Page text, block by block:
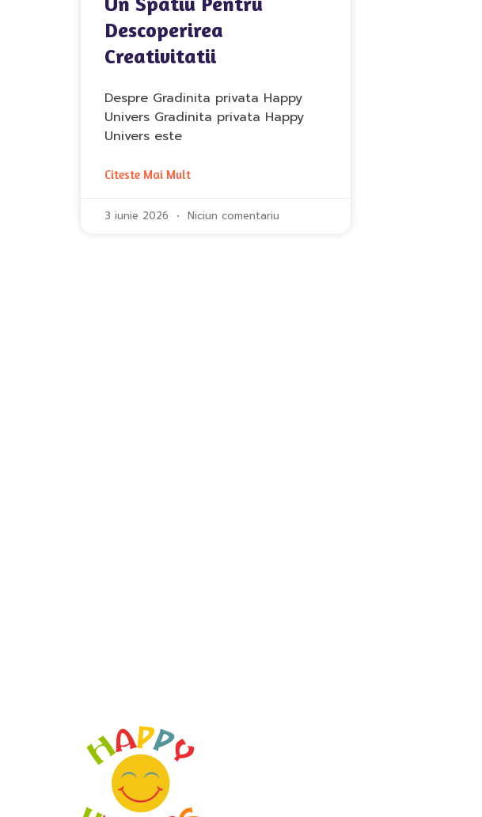
Descoperirea
Creativitatii
Despre Gradinita privata Happy
Univers Gradinita privata Happy
Univers este
Citeste Mai Mult
3 iunie 2026 Niciun comentariu